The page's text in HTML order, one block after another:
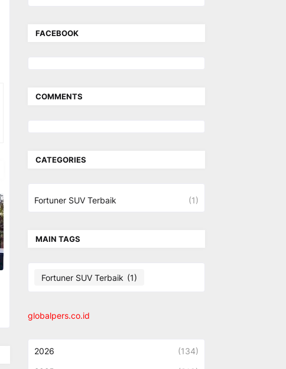
FACEBOOK
COMMENTS
CATEGORIES
Fortuner SUV Terbaik (1)
MAIN TAGS
Fortuner SUV Terbaik (1)
globalpers.co.id
2026 (134)